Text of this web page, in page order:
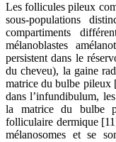
Les follicules pileux
sous-populations
compartiments
mélanoblastes
persistent dans le
du cheveu), la gaine
matrice du bulbe pileux
dans l’infundibulum,
la matrice du bulbe
folliculaire dermique
mélanosomes et se